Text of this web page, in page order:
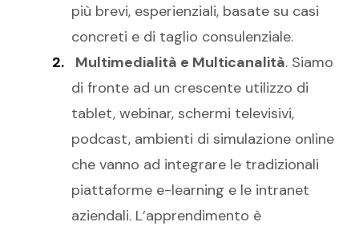
più brevi, esperienziali, basate su casi
concreti e di taglio consulenziale.
Multimedialità e Multicanalità. Siamo
di fronte ad un crescente utilizzo di
tablet, webinar, schermi televisivi,
podcast, ambienti di simulazione online
che vanno ad integrare le tradizionali
piattaforme e-learning e le intranet
aziendali. L’apprendimento è